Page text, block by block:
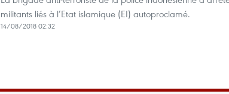
militants liés à l’Etat islamique (EI) autoproclamé.
14/08/2018 02:32